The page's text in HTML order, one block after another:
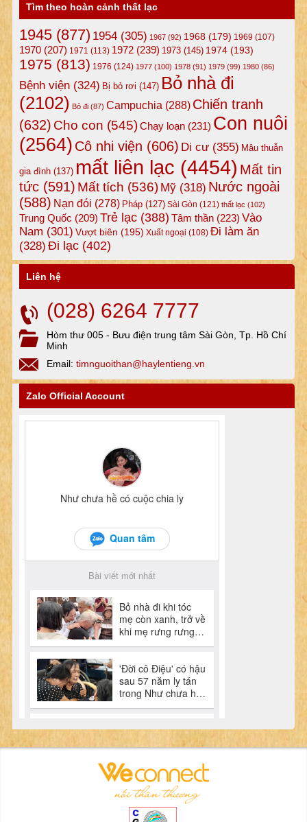
Tìm theo hoàn cảnh thất lạc
1945(877) 1954(305) 1967(92) 1968(179) 1969 (107)
1970(207) 1971 (113) 1972(239) 1973(145) 1974(193)
1975 (813) 1976 (124) 1977(100) 1978(91) 1979(99) 1980(86)
Bệnh viện(324) Bị bỏ rơi (147) Bỏ nhà đi
(2102) Bỏ đi(87) Campuchia (288) Chiến tranh
(632) Cho con (545)Chạy loạn(231) Con nuôi
(2564) Cô nhi viện (606) Di cư(355) Mâu thuẫn
gia đình(137) mất liên lạc (4454) Mất tin
tức(591) Mất tích (536) Mỹ(318) Nước ngoài
(588) Nạn đói (278) Pháp(127) Sài Gòn (121) thất lạc (102)
Trung Quốc (209) Trẻ lạc(388) Tâm thần(223) Vào
Nam (301) Vượt biên (195) Xuất ngoại (108) Đi làm ăn
(328) Đi lạc(402)
Liên hệ
(028) 6264 7777
Hòm thư 005 - Bưu điện trung tâm Sài Gòn, Tp. Hồ Chí
Minh
Email: timnguoithan@haylentieng.vn
Zalo Official Account